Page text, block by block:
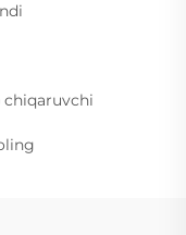
chiqaruvchi